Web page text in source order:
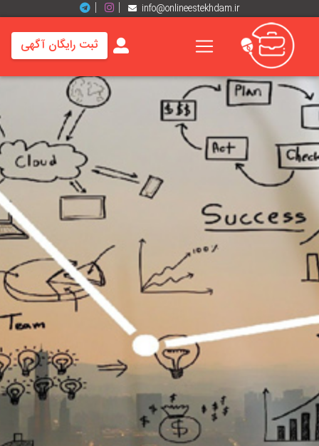
info@onlineestekhdam.ir
خانه
فرصت
برند
ها
رزومه
درباره
ما
ثبت رایگان آگهی